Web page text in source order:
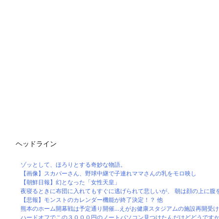
ヘッドライン
ゾッとして、ほろりとする奇妙な物語。
【画像】スカパーさん、野球中継で子連れママさんの乳をモロ映し
【朝鮮日報】幻となった「女性天皇」
夜寝るときに布団に入れてもすぐに逃げられて悲しいが、 朝は顔の上に腹
【悲報】モンストのカレンダー機能が終了決定！？ 他
熊本のホーム開幕戦は予定通り開催…えがお健康スタジアムの施設再開受
ハードオフでこの３０００円のノートパソコン見つけたんだけどどうです